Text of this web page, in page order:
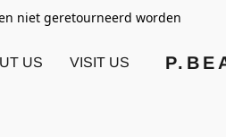
niet geretourneerd worden
US VISIT US